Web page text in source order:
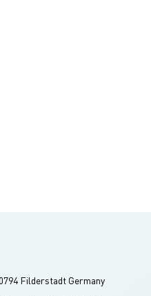
Filderstadt Germany